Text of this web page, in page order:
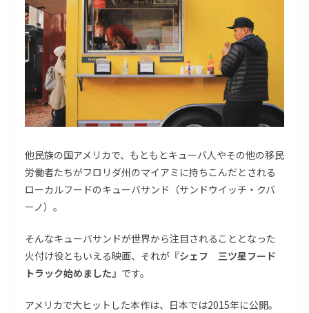
他民族の国アメリカで、もともとキューバ人やその他の移民
労働者たちがフロリダ州のマイアミに持ちこんだとされる
ローカルフードのキューバサンド（サンドウイッチ・クバ
ーノ）。
そんなキューバサンドが世界から注目されることとなった
火付け役ともいえる映画、それが 『シェフ 三ツ星フード
トラック始めました』 です。
アメリカで大ヒットした本作は、日本では2015年に公開。